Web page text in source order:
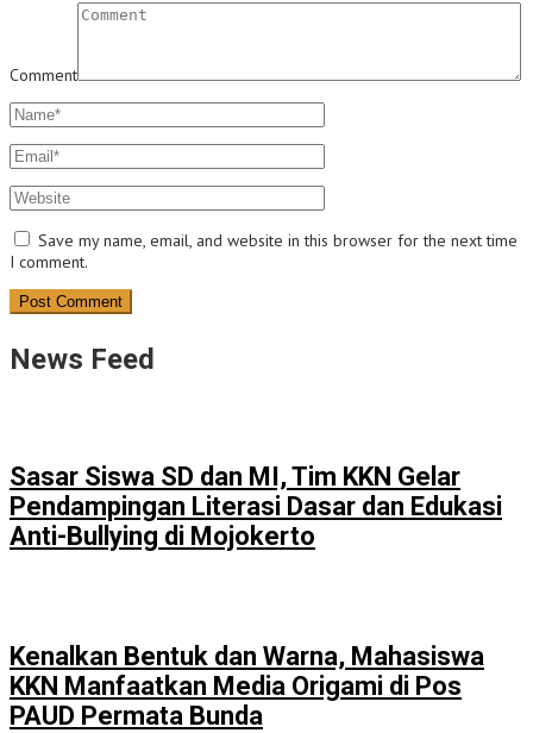
Comment
Save my name, email, and website in this browser for the next time
I comment.
News Feed
Sasar Siswa SD dan MI, Tim KKN Gelar
Pendampingan Literasi Dasar dan Edukasi
Anti-Bullying di Mojokerto
Kenalkan Bentuk dan Warna, Mahasiswa
KKN Manfaatkan Media Origami di Pos
PAUD Permata Bunda